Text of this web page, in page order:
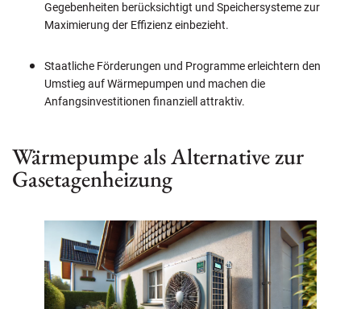
Gegebenheiten berücksichtigt und Speichersysteme zur
Maximierung der Effizienz einbezieht.
Staatliche Förderungen und Programme erleichtern den
Umstieg auf Wärmepumpen und machen die
Anfangsinvestitionen finanziell attraktiv.
Wärmepumpe als Alternative zur
Gasetagenheizung